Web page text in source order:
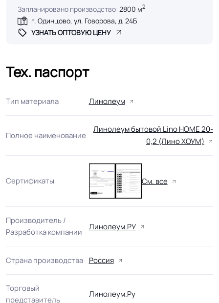
Запланировано производство: 2800 м2
г. Одинцово, ул. Говорова, д. 24Б
УЗНАТЬ ОПТОВУЮ ЦЕНУ
Тех. паспорт
Тип материала Линолеум
Полное наименование
Линолеум бытовой Lino HOME 20-
0,2 (Лино ХОУМ)
Сертификаты См. все
Производитель /
Разработка компании
Линолеум.РУ
Страна производства Россия
Торговый
представитель
Линолеум.Ру